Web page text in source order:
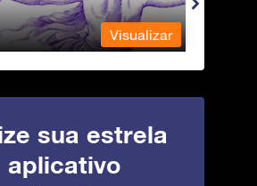
Visualizar
sua estrela
aplicativo